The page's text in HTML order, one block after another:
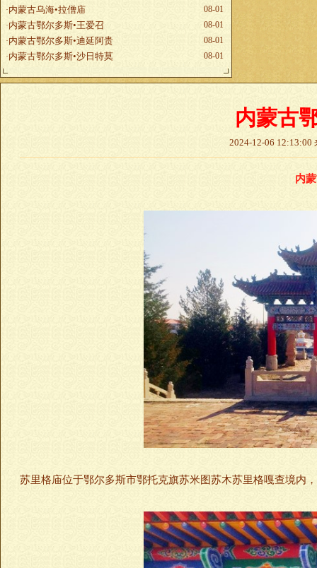
·内蒙古乌海•拉僧庙
08-01
·内蒙古鄂尔多斯•王爱召
08-01
·内蒙古鄂尔多斯•迪延阿贵
08-01
·内蒙古鄂尔多斯•沙日特莫 08-01
内蒙古
2024-12-06 12:13:00
内
苏里格庙位于鄂尔多斯市鄂托克旗苏米图苏木苏里格嘎查境内